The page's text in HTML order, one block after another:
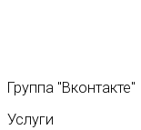
Группа "Вконтакте"
Услуги